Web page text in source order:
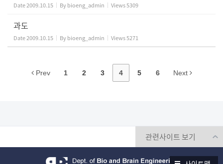
Date2009.10.15 Bybioeng_admin Views5309
과도
Date2009.10.15 Bybioeng_admin Views5271
Prev 1 2 3 4 5 6 Next